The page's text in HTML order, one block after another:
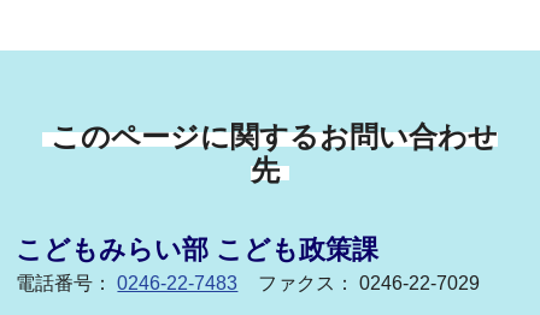
このページに関するお問い合わせ
先
こどもみらい部 こども政策課
電話番号：0246-22-7483 ファクス： 0246-22-7029